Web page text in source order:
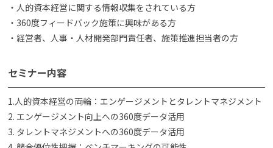
・人的資本経営に関する情報収集をされている方
・360度フィードバック施策に興味がある方
・経営者、人事・人材開発部門責任者、施策推進担当者の方
セミナー内容
1.人的資本経営の両輪：エンゲージメントとタレントマネジメント
2. エンゲージメント向上への360度データ活用
3. タレントマネジメントへの360度データ活用